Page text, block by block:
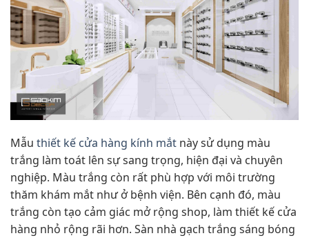
Mẫu thiết kế cửa hàng kính mắt này sử dụng màu
trắng làm toát lên sự sang trọng, hiện đại và chuyên
nghiệp. Màu trắng còn rất phù hợp với môi trường
thăm khám mắt như ở bệnh viện. Bên cạnh đó, màu
trắng còn tạo cảm giác mở rộng shop, làm thiết kế cửa
hàng nhỏ rộng rãi hơn. Sàn nhà gạch trắng sáng bóng